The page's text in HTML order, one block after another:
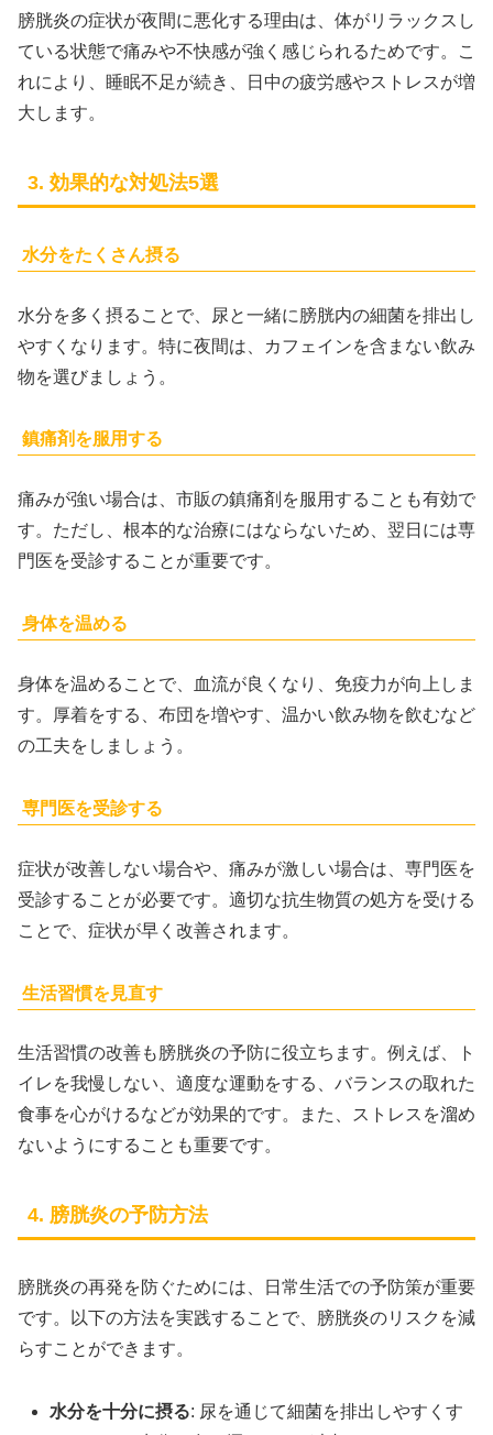
膀胱炎の症状が夜間に悪化する理由は、体がリラックスし
ている状態で痛みや不快感が強く感じられるためです。こ
れにより、睡眠不足が続き、日中の疲労感やストレスが増
大します。
3. 効果的な対処法5選
水分をたくさん摂る
水分を多く摂ることで、尿と一緒に膀胱内の細菌を排出し
やすくなります。特に夜間は、カフェインを含まない飲み
物を選びましょう。
鎮痛剤を服用する
痛みが強い場合は、市販の鎮痛剤を服用することも有効で
す。ただし、根本的な治療にはならないため、翌日には専
門医を受診することが重要です。
身体を温める
身体を温めることで、血流が良くなり、免疫力が向上しま
す。厚着をする、布団を増やす、温かい飲み物を飲むなど
の工夫をしましょう。
専門医を受診する
症状が改善しない場合や、痛みが激しい場合は、専門医を
受診することが必要です。適切な抗生物質の処方を受ける
ことで、症状が早く改善されます。
生活習慣を見直す
生活習慣の改善も膀胱炎の予防に役立ちます。例えば、ト
イレを我慢しない、適度な運動をする、バランスの取れた
食事を心がけるなどが効果的です。また、ストレスを溜め
ないようにすることも重要です。
4. 膀胱炎の予防方法
膀胱炎の再発を防ぐためには、日常生活での予防策が重要
です。以下の方法を実践することで、膀胱炎のリスクを減
らすことができます。
水分を十分に摂る: 尿を通じて細菌を排出しやすくす